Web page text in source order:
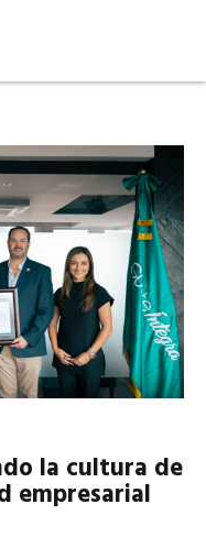
la cultura de
empresarial